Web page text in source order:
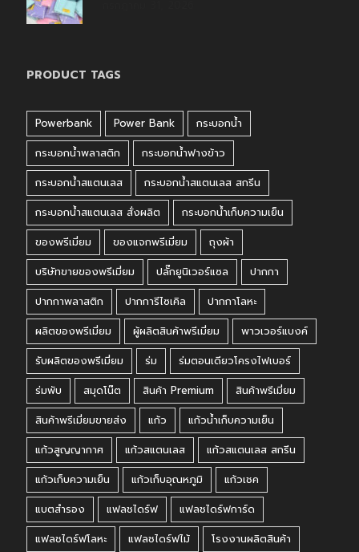
PRODUCT TAGS
Powerbank Power Bank
กระบอกน้ำ
กระบอกน้ำพลาสติก
กระบอกน้ำฟางข้าว
กระบอกน้ำสแตนเลส
กระบอกน้ำสแตนเลส สกรีน
กระบอกน้ำสแตนเลส สั่งผลิต
กระบอกน้ำเก็บความเย็น
ของพรีเมี่ยม
ของแจกพรีเมี่ยม
ถุงผ้า
บริษัทขายของพรีเมี่ยม
ปลั๊กยูนิเวอร์แซล
ปากกา
ปากกาพลาสติก
ปากการีไซเคิล
ปากกาโลหะ
ผลิตของพรีเมี่ยม
ผู้ผลิตสินค้าพรีเมี่ยม
พาวเวอร์แบงค์
รับผลิตของพรีเมี่ยม
ร่ม
ร่มตอนเดียวโครงไฟเบอร์
ร่มพับ
สมุดโน๊ต สินค้า Premium
สินค้าพรีเมี่ยม
สินค้าพรีเมี่ยมขายส่ง
แก้ว
แก้วน้ำเก็บความเย็น
แก้วสูญญากาศ
แก้วสแตนเลส
แก้วสแตนเลส สกรีน
แก้วเก็บความเย็น
แก้วเก็บอุณหภูมิ
แก้วเชค
แบตสำรอง
แฟลชไดร์ฟ
แฟลชไดร์ฟการ์ด
แฟลชไดร์ฟโลหะ
แฟลชไดร์ฟไม้
โรงงานผลิตสินค้า